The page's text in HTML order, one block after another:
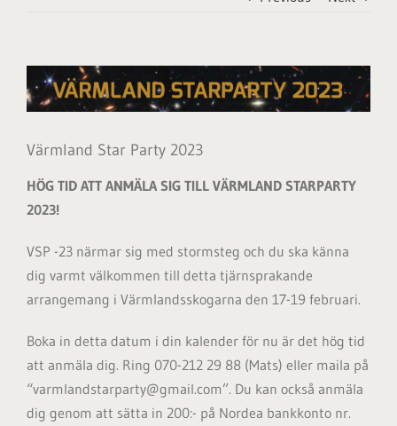
View
Larger
Värmland Star Party 2023
HÖG TID ATT ANMÄLA SIG TILL VÄRMLAND STARPARTY
2023!
VSP -23 närmar sig med stormsteg och du ska känna
dig varmt välkommen till detta tjärnsprakande
arrangemang i Värmlandsskogarna den 17-19 februari.
Boka in detta datum i din kalender för nu är det hög tid
att anmäla dig. Ring 070-212 29 88 (Mats) eller maila på
“varmlandstarparty@gmail.com”. Du kan också anmäla
dig genom att sätta in 200:- på Nordea bankkonto nr.